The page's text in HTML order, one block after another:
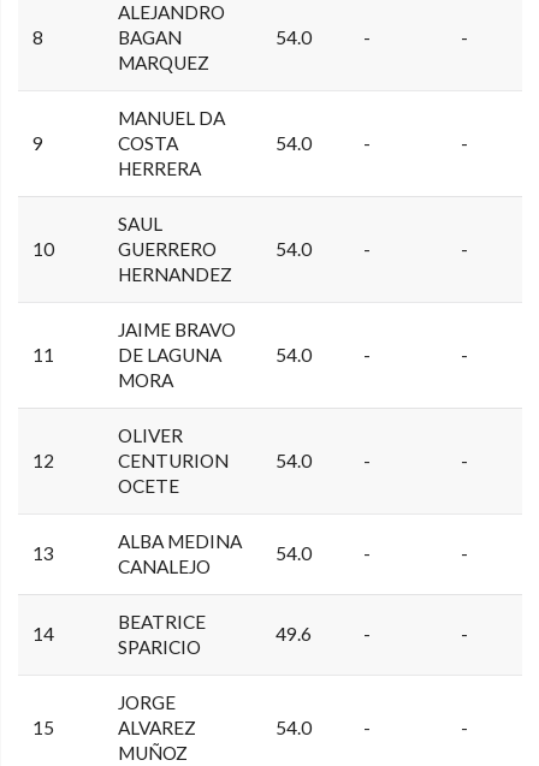
8
ALEJANDRO
BAGAN
MARQUEZ
54.0 - -
9
MANUEL DA
COSTA
HERRERA
54.0 - -
10
SAUL
GUERRERO
HERNANDEZ
54.0 - -
11
JAIME BRAVO
DE LAGUNA
MORA
54.0 - -
12
OLIVER
CENTURION
OCETE
54.0 - -
13
ALBA MEDINA
CANALEJO
54.0 - -
14
BEATRICE
SPARICIO
49.6 - -
15
JORGE
ALVAREZ
MUÑOZ
54.0 - -